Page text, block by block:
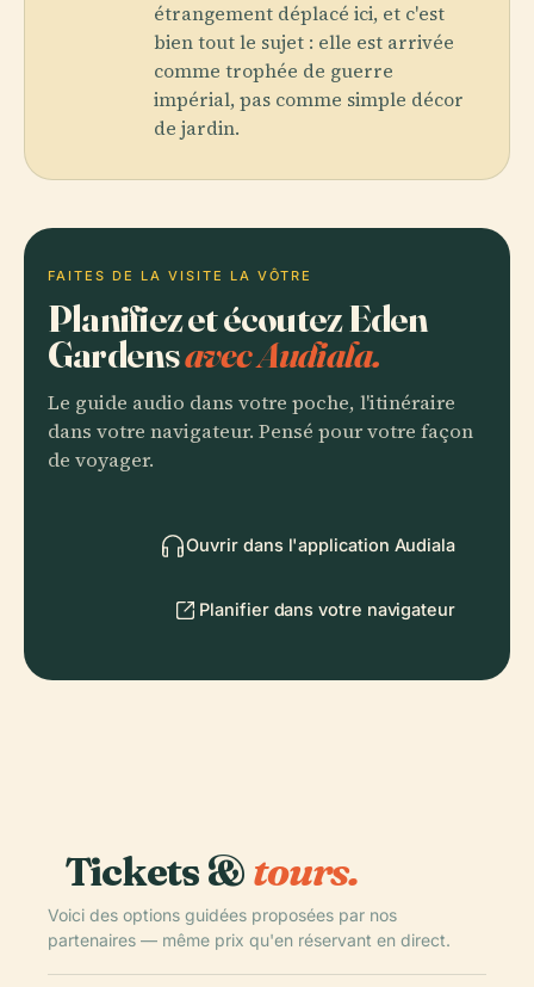
étrangement déplacé ici, et c'est
bien tout le sujet : elle est arrivée
comme trophée de guerre
impérial, pas comme simple décor
de jardin.
FAITES DE LA VISITE LA VÔTRE
Planifiez et écoutez Eden
Gardensavec Audiala.
Le guide audio dans votre poche, l'itinéraire
dans votre navigateur. Pensé pour votre façon
de voyager.
Ouvrir dans l'application Audiala
Planifier dans votre navigateur
Tickets &tours.
Voici des options guidées proposées par nos
partenaires — même prix qu'en réservant en direct.